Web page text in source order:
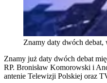
Znamy daty dwóch
Znamy już daty dwóch debat
RP. Bronisław Komorowski i
antenie Telewizji Polskiej oraz